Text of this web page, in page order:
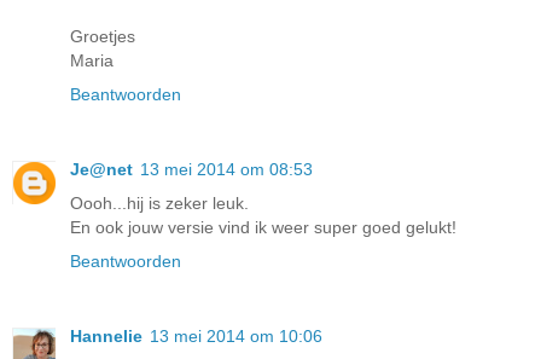
Groetjes
Maria
Beantwoorden
Je@net 13 mei 2014 om 08:53
Oooh...hij is zeker leuk.
En ook jouw versie vind ik weer super goed gelukt!
Beantwoorden
Hannelie 13 mei 2014 om 10:06